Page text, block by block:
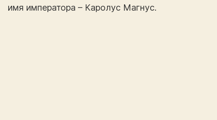
имя императора – Каролус Магнус.